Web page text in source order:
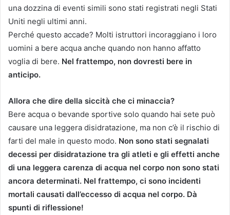
una dozzina di eventi simili sono stati registrati negli Stati
Uniti negli ultimi anni.
Perché questo accade? Molti istruttori incoraggiano i loro
uomini a bere acqua anche quando non hanno affatto
voglia di bere. Nel frattempo, non dovresti bere in
anticipo.
Allora che dire della siccità che ci minaccia?
Bere acqua o bevande sportive solo quando hai sete può
causare una leggera disidratazione, ma non c’è il rischio di
farti del male in questo modo. Non sono stati segnalati
decessi per disidratazione tra gli atleti e gli effetti anche
di una leggera carenza di acqua nel corpo non sono stati
ancora determinati. Nel frattempo, ci sono incidenti
mortali causati dall’eccesso di acqua nel corpo. Dà
spunti di riflessione!